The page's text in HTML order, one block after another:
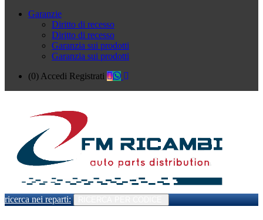
Garanzie
Diritto di recesso
Diritto di recesso
Garanzia sui prodotti
Garanzia sui prodotti
(0) Accedi Registrati
ricerca nei reparti: